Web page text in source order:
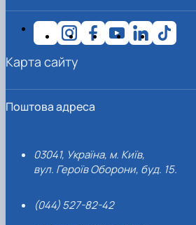
Поштова адреса
03041, Україна, м. Київ,
вул. Героїв Оборони, буд. 15.
(044) 527-82-42
Карта сайту